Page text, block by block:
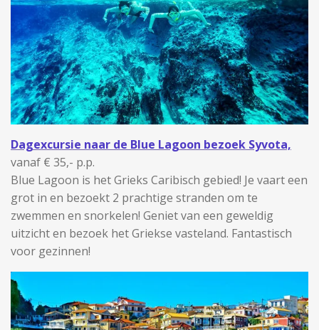
Dagexcursie naar de Blue Lagoon bezoek Syvota,
vanaf € 35,- p.p.
Blue Lagoon is het Grieks Caribisch gebied! Je vaart een
grot in en bezoekt 2 prachtige stranden om te
zwemmen en snorkelen! Geniet van een geweldig
uitzicht en bezoek het Griekse vasteland. Fantastisch
voor gezinnen!